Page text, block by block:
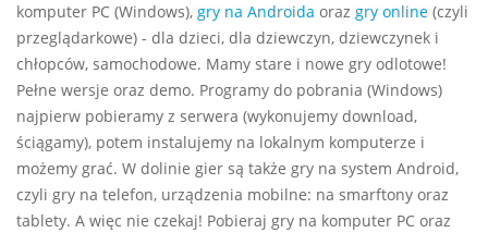
komputer PC (Windows), gry na Androida oraz gry online (czyli
przeglądarkowe) - dla dzieci, dla dziewczyn, dziewczynek i
chłopców, samochodowe. Mamy stare i nowe gry odlotowe!
Pełne wersje oraz demo. Programy do pobrania (Windows)
najpierw pobieramy z serwera (wykonujemy download,
ściągamy), potem instalujemy na lokalnym komputerze i
możemy grać. W dolinie gier są także gry na system Android,
czyli gry na telefon, urządzenia mobilne: na smarftony oraz
tablety. A więc nie czekaj! Pobieraj gry na komputer PC oraz